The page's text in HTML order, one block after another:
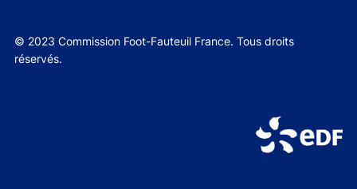
© 2023 Commission Foot-Fauteuil France. Tous droits
réservés.